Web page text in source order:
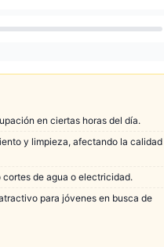
en ciertas horas del día.
y limpieza, afectando la calidad
de agua o electricidad.
para jóvenes en busca de